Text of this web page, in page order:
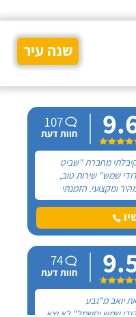
שנה עיר
107
חוות דעת
מחברת "שביט
שמש" שירות טוב,
ומקצועי. הזמנתי
לא מזמן, כשהתפוצץ
הדוד שמש של הדירה.
74
חוות דעת
יואב מ"גבע
שמש וחשמל" לא יצא